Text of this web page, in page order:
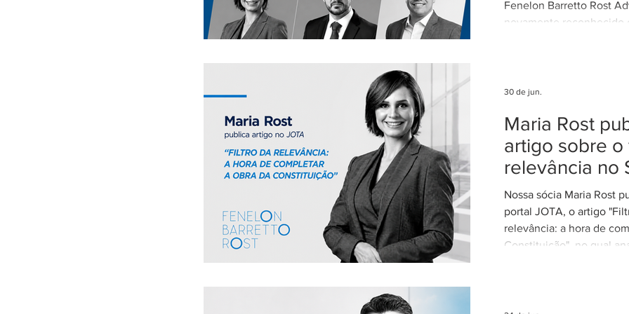
Fenelon Barretto Rost
novamente reconhecido
nosso trabalho. Esse
advocacia técnica e de
Maria Rost
artigo sobre o
relevância no
Nossa sócia Maria Rost
portal JOTA, o artigo
relevância: a hora de
Constituição", no qual
30 de jun.